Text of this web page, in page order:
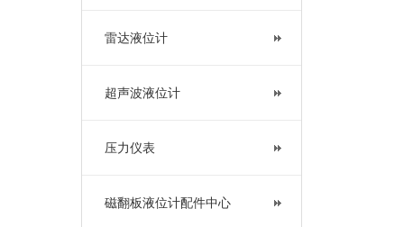
雷达液位计
超声波液位计
压力仪表
磁翻板液位计配件中心